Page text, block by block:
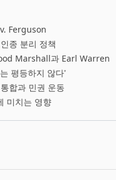
Ferguson
종 분리 정책
Marshall과 Earl Warren
평등하지 않다'
합과 민권 운동
미치는 영향